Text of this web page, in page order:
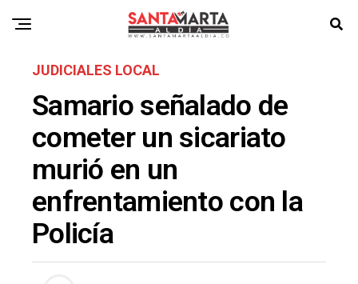
JUDICIALES LOCAL
Samario señalado de
cometer un sicariato
murió en un
enfrentamiento con la
Policía